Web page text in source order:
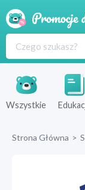
Wszystkie
Strona Główna >